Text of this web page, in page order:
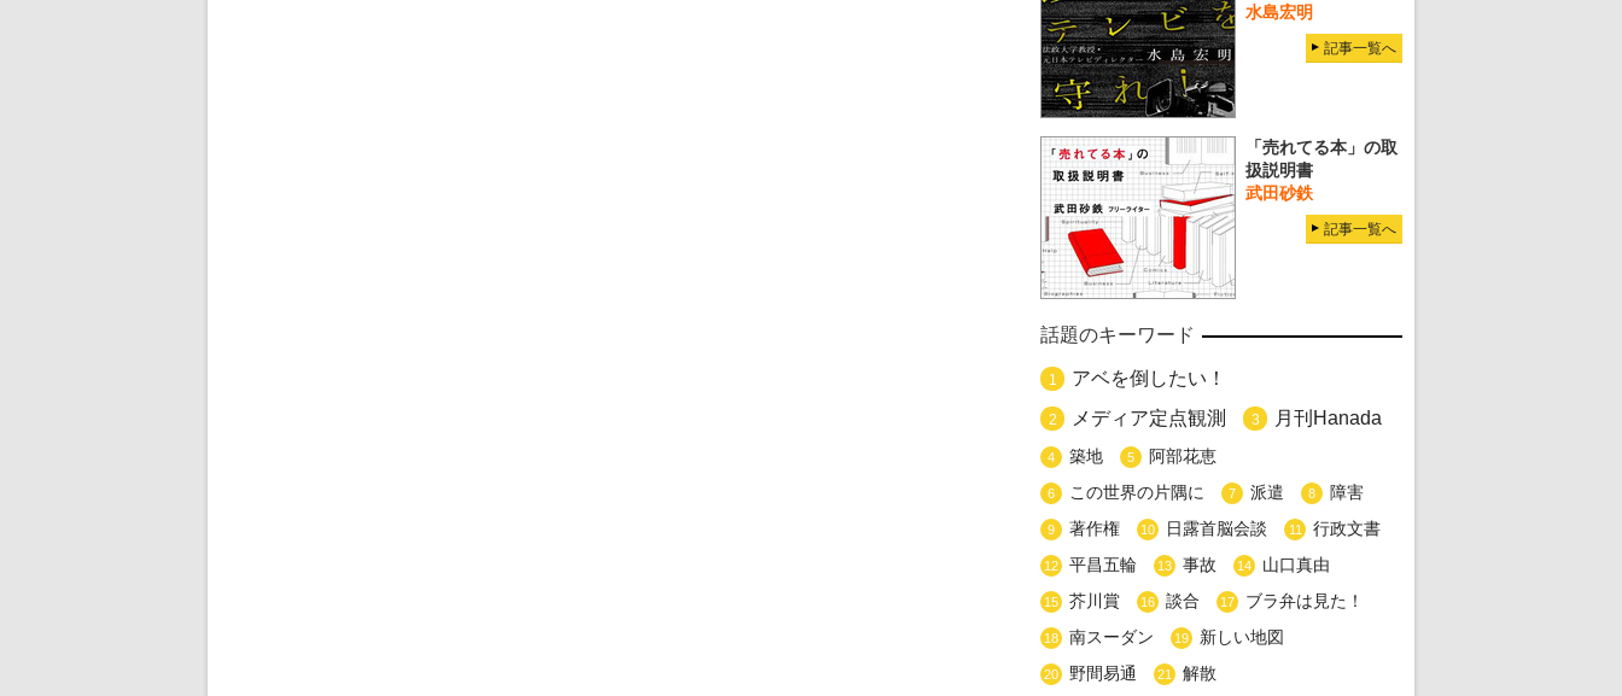
水島宏明
記事一覧へ
「売れてる本」の取
扱説明書
武田砂鉄
記事一覧へ
話題のキーワード
1 アベを倒したい！
2 メディア定点観測 3 月刊Hanada
4 築地 5 阿部花恵
6 この世界の片隅に 7 派遣 8 障害
9 著作権 10 日露首脳会談 11 行政文書
12 平昌五輪 13 事故 14 山口真由
15 芥川賞 16 談合 17 ブラ弁は見た！
18 南スーダン 19 新しい地図
20 野間易通 21 解散